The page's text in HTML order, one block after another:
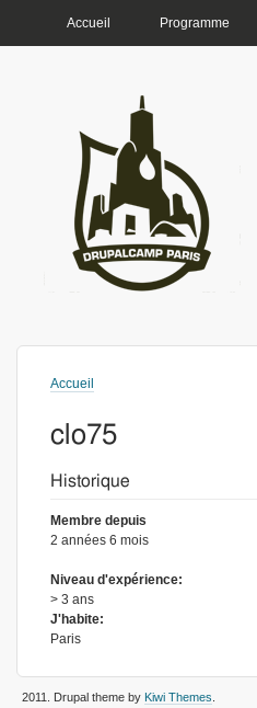
Accueil Programme
Vous êtes ici
Accueil
clo75
Historique
Membre depuis
2 années 6 mois
Niveau d'expérience:
> 3 ans
J'habite:
Paris
2011 . Drupal theme by Kiwi Themes